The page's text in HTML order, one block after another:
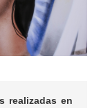
realizadas en